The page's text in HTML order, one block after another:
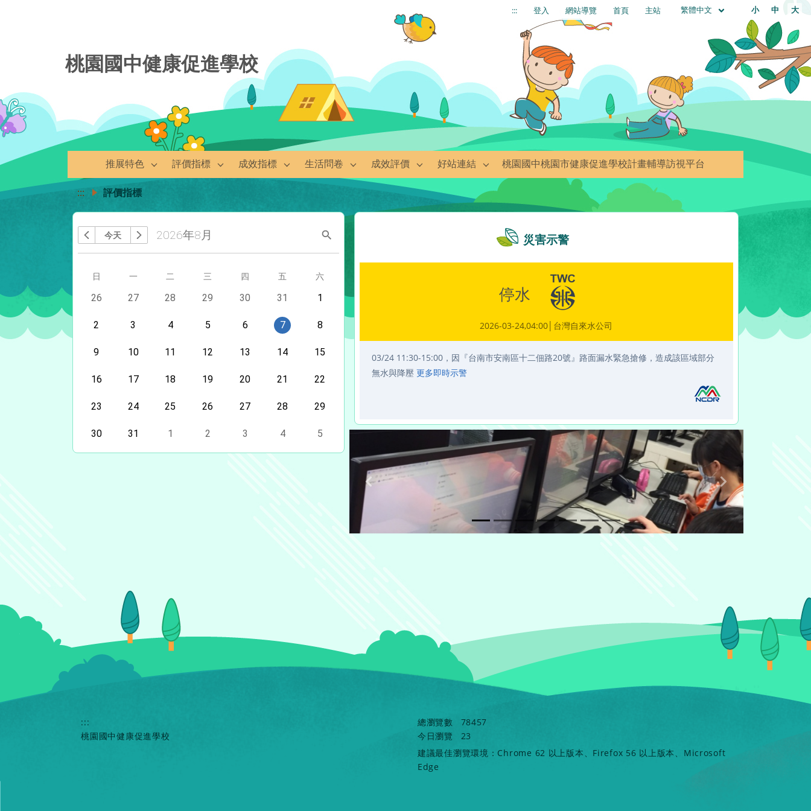
::: 登入 網站導覽 首頁 主站 繁體中文 小 中 大
桃園國中健康促進學校
推展特色 評價指標 成效指標 生活問卷 成效評價 好站連結 桃園國中桃園市健康促進學校計畫輔導訪視平台
::: 評價指標
今天
2026年8月
星期
日 星期
一 星期
二 星期
三 星期
四 星期
五 星期
六
今天
26 今天
27 今天
28 今天
29 今天
30 今天
31 今天
1
今天
2 今天
3 今天
4 今天
5 今天
6 今天
7 今天
8
今天
9 今天
10 今天
11 今天
12 今天
13 今天
14 今天
15
今天
16 今天
17 今天
18 今天
19 今天
20 今天
21 今天
22
今天
23 今天
24 今天
25 今天
26 今天
27 今天
28 今天
29
今天
30 今天
31 今天
1 今天
2 今天
3 今天
4 今天
5
災害示警
停水
2026-03-24,04:00│台灣自來水公司
03/24 11:30-15:00，因『台南市安南區十二佃路20號』路面漏水緊急搶修，造成該區域部分
無水與降壓 更多即時示警
Previous Next
:::
桃園國中健康促進學校
總瀏覽數
78457
今日瀏覽
23
建議最佳瀏覽環境：Chrome 62 以上版本、Firefox 56 以上版本、Microsoft
Edge